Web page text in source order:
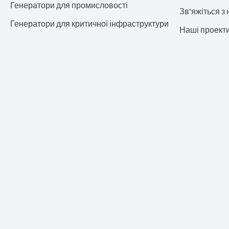
Генератори для промисловості
Генератори для критичної інфраструктури
Зв'яжіться з
Наші